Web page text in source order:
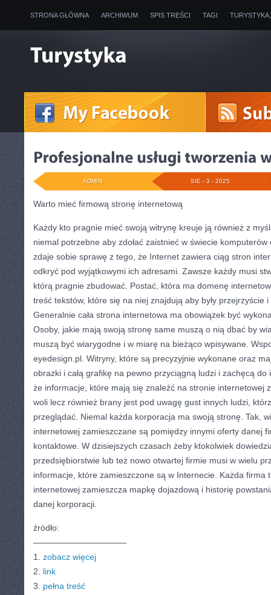
STRONA GŁÓWNA ARCHIWUM SPIS TREŚCI TAGI
SIE - 3 - 2025
ADMIN
Warto mieć firmową stronę internetową
Każdy kto pragnie mieć swoją witrynę kreuje ją również z
niemal potrzebne aby zdołać zaistnieć w świecie
zdaje sobie sprawę z tego, że Internet zawiera ciąg stron
odkryć pod wyjątkowymi ich adresami. Zawsze każdy musi
którą pragnie zbudować. Postać, która ma domenę
treść tekstów, które się na niej znajdują aby były przejrzyście
Generalnie cała strona internetowa ma obowiązek być
Osoby, jakie mają swoją stronę same muszą o nią dbać by
muszą być wiarygodne i w miarę na bieżąco wpisywane.
eyedesign.pl. Witryny, które są precyzyjnie wykonane oraz
obrazki i całą grafikę na pewno przyciągną ludzi i zachęcą
że informacje, które mają się znaleźć na stronie internetowej
woli lecz również brany jest pod uwagę gust innych ludzi,
przeglądać. Niemal każda korporacja ma swoją stronę. Tak,
internetowej zamieszczane są pomiędzy innymi oferty danej
kontaktowe. W dzisiejszych czasach żeby ktokolwiek
przedsiębiorstwie lub też nowo otwartej firmie musi w wielu
informacje, które zamieszczone są w Internecie. Każda firma
internetowej zamieszcza mapkę dojazdową i historię
danej korporacji.
źródło:
———————————
1. zobacz więcej
2. link
3. pełna treść